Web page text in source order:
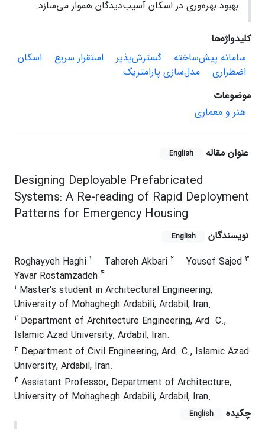
بهبود بهره‌وری در اسکان آسیب‌دیدگان هموار می‌سازد.
کلیدواژه‌ها
سامانه پیش‌ساخته
گسترش‌پذیر استقرار سریع
اسکان
اضطراری
مدل‌سازی پارامتریک
موضوعات
هنر و معماری
عنوان مقاله English
Designing Deployable Prefabricated
Systems: A Re-reading of Rapid Deployment
Patterns for Emergency Housing
نویسندگان English
Roghayyeh Haghi 1 Tahereh Akbari 2 Yousef Sajed 3
Yavar Rostamzadeh 4
1 Master's student in Architectural Engineering,
University of Mohaghegh Ardabili, Ardabil, Iran.
2 Department of Architecture Engineering, Ard. C.,
Islamic Azad University, Ardabil, Iran.
3 Department of Civil Engineering, Ard. C., Islamic Azad
University, Ardabil, Iran.
4 Assistant Professor, Department of Architecture,
University of Mohaghegh Ardabili, Ardabil, Iran.
چکیده
English